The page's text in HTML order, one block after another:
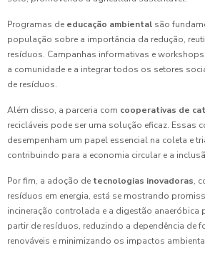
Programas de educação ambiental são
população sobre a importância da redução,
resíduos. Campanhas informativas e
a comunidade e a integrar todos os setores
de resíduos.
Além disso, a parceria com cooperativas de
recicláveis pode ser uma solução eficaz. Essas
desempenham um papel essencial na coleta e
contribuindo para a economia circular e a
Por fim, a adoção de tecnologias inovadoras,
resíduos em energia, está se mostrando
incineração controlada e a digestão anaeróbica
partir de resíduos, reduzindo a dependência de
renováveis e minimizando os impactos